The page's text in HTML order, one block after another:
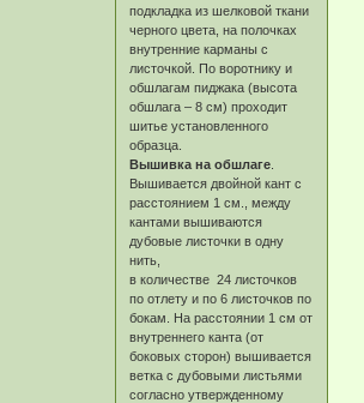
подкладка из шелковой ткани
черного цвета, на полочках
внутренние карманы с
листочкой. По воротнику и
обшлагам пиджака (высота
обшлага – 8 см) проходит
шитье установленного
образца.
Вышивка на обшлаге
Вышивается двойной кант с
расстоянием 1 см., между
кантами вышиваются
дубовые листочки в одну
нить,
в количестве 24 листочков
по отлету и по 6 листочков по
бокам. На расстоянии 1 см от
внутреннего канта (от
боковых сторон) вышивается
ветка с дубовыми листьями
согласно утвержденному